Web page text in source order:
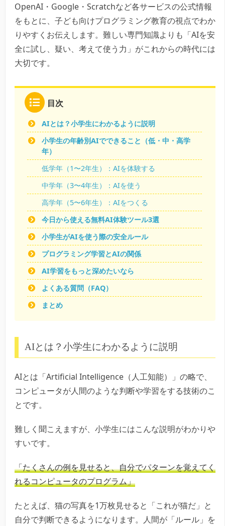
OpenAI・Google・Scratchなど各サービスの公式情報
をもとに、子ども向けプログラミング教育の視点でわか
りやすくお伝えします。難しい専門知識よりも「AIを安
全に試し、疑い、考えて使う力」がこれからの時代には
大切です。
目次
AIとは？小学生にわかるように説明
小学生の年齢別AIでできること（低・中・高学
年）
低学年（1〜2年生）：AIを体験する
中学年（3〜4年生）：AIを使う
高学年（5〜6年生）：AIをつくる
今日から使える無料AI体験ツール3選
小学生がAIを使う際の安全ルール
プログラミング学習とAIの関係
AI学習をもっと深めたいなら
よくある質問（FAQ）
まとめ
AIとは？小学生にわかるように説明
AIとは「Artificial Intelligence（人工知能）」の略で、
コンピュータが人間のような判断や学習をする技術のこ
とです。
難しく聞こえますが、小学生にはこんな説明がわかりや
すいです。
「たくさんの例を見せると、自分でパターンを覚えてく
れるコンピュータのプログラム」
たとえば、猫の写真を1万枚見せると「これが猫だ」と
自分で判断できるようになります。人間が「ルール」を